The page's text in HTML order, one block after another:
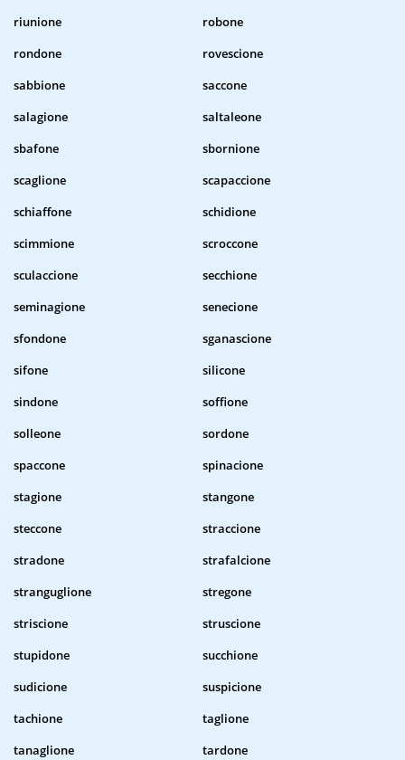
riunione
robone
rondone
rovescione
sabbione
saccone
salagione
saltaleone
sbafone
sbornione
scaglione
scapaccione
schiaffone
schidione
scimmione
scroccone
sculaccione
secchione
seminagione
senecione
sfondone
sganascione
sifone
silicone
sindone
soffione
solleone
sordone
spaccone
spinacione
stagione
stangone
steccone
straccione
stradone
strafalcione
stranguglione
stregone
striscione
struscione
stupidone
succhione
sudicione
suspicione
tachione
taglione
tanaglione
tardone